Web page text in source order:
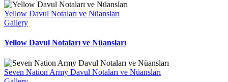
Yellow Davul Notaları ve Nüansları
Gallery
Yellow Davul Notaları ve Nüansları
Seven Nation Army Davul Notaları ve Nüansları